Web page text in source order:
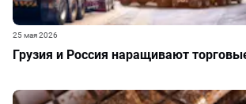
Грузия и Россия наращивают
25 мая 2026